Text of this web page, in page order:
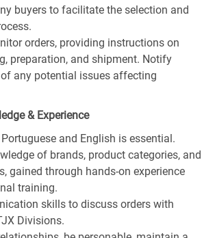
buyers to facilitate the selection and
orders, providing instructions on
preparation, and shipment. Notify
any potential issues affecting
& Experience
and English is essential.
of brands, product categories, and
gained through hands-on experience
training.
skills to discuss orders with
Divisions.